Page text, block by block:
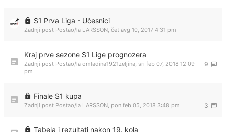
S1 Prva Liga - Učesnici
Zadnji post Postao/la LARSSON, čet avg 10, 2017 4:31 pm
Kraj prve sezone S1 Lige prognozera
9
Zadnji post Postao/la omladina1921zeljina, sri feb 07, 2018 12:09
pm
Finale S1 kupa
3
Zadnji post Postao/la LARSSON, pon feb 05, 2018 3:48 pm
Tabela i rezultati nakon 19. kola